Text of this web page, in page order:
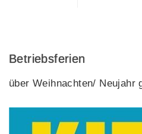
Betriebsferien
über Weihnachten/ Neujahr